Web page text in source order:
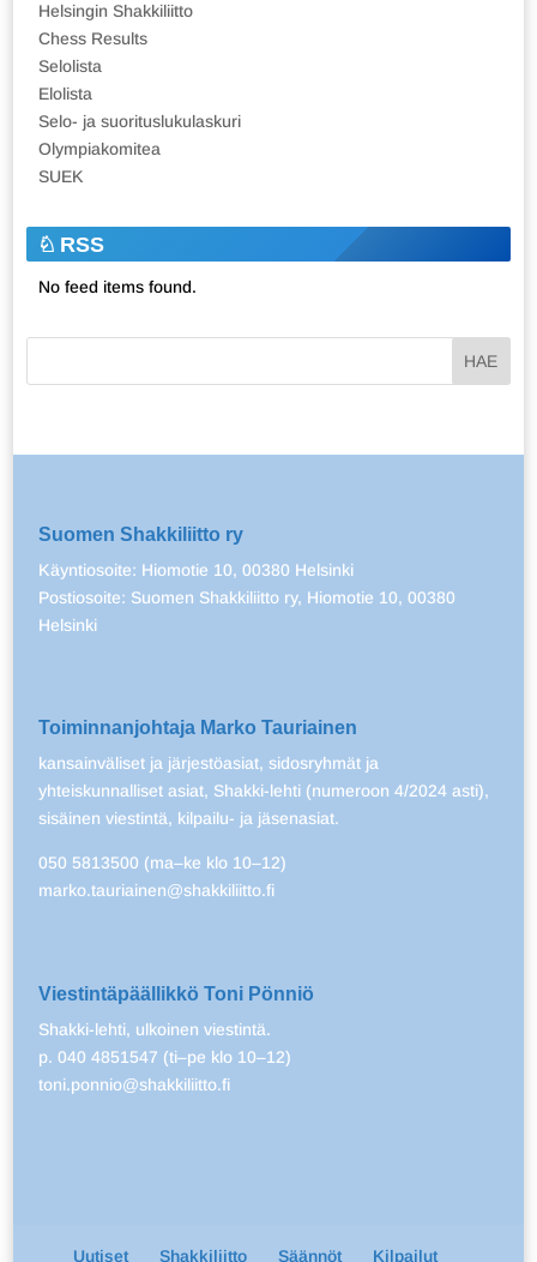
Helsingin Shakkiliitto
Chess Results
Selolista
Elolista
Selo- ja suorituslukulaskuri
Olympiakomitea
SUEK
RSS
No feed items found.
Suomen Shakkiliitto ry
Käyntiosoite: Hiomotie 10, 00380 Helsinki
Postiosoite: Suomen Shakkiliitto ry, Hiomotie 10, 00380
Helsinki
Toiminnanjohtaja Marko Tauriainen
kansainväliset ja järjestöasiat, sidosryhmät ja
yhteiskunnalliset asiat, Shakki-lehti (numeroon 4/2024 asti),
sisäinen viestintä, kilpailu- ja jäsenasiat.
050 5813500 (ma–ke klo 10–12)
marko.tauriainen@shakkiliitto.fi
Viestintäpäällikkö Toni Pönniö
Shakki-lehti, ulkoinen viestintä.
p. 040 4851547 (ti–pe klo 10–12)
toni.ponnio@shakkiliitto.fi
Uutiset Shakkiliitto Säännöt Kilpailut